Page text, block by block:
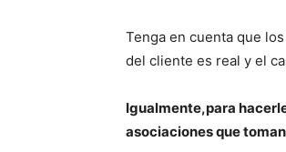
Tenga en cuenta que
del cliente es real y el
Igualmente,para
asociaciones que